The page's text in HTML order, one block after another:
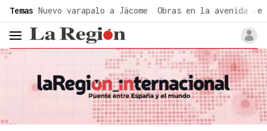
Temas Nuevo varapalo a Jácome Obras en la avenida de
header.menu.open